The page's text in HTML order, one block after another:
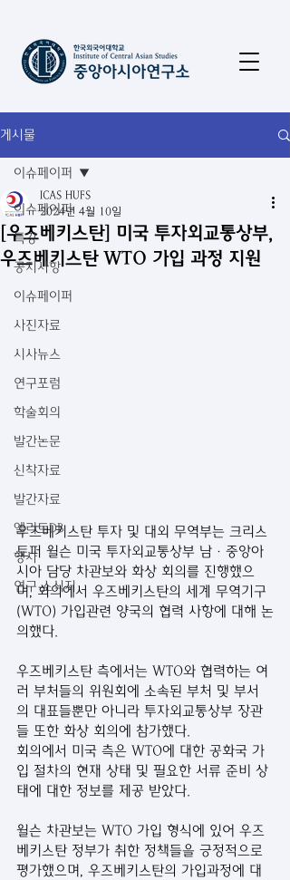
게시물
이슈페이퍼
특강
공지사항
이슈페이퍼
사진자료
시사뉴스
연구포럼
학술회의
발간논문
신착자료
발간자료
엘리트DB
행사
연구 소식지
이슈페이퍼
[우즈베키스탄] 미국 투자외교통상부,
우즈베키스탄 WTO 가입 과정 지원
ICAS HUFS
2024년 4월 10일
우즈베키스탄 투자 및 대외 무역부는 크리스
토퍼 윌슨 미국 투자외교통상부 남·중앙아
시아 담당 차관보와 화상 회의를 진행했으
며, 회의에서 우즈베키스탄의 세계 무역기구
(WTO) 가입관련 양국의 협력 사항에 대해 논
의했다.
우즈베키스탄 측에서는 WTO와 협력하는 여
러 부처들의 위원회에 소속된 부처 및 부서
의 대표들뿐만 아니라 투자외교통상부 장관
들 또한 화상 회의에 참가했다.
회의에서 미국 측은 WTO에 대한 공화국 가
입 절차의 현재 상태 및 필요한 서류 준비 상
태에 대한 정보를 제공 받았다.
윌슨 차관보는 WTO 가입 형식에 있어 우즈
베키스탄 정부가 취한 정책들을 긍정적으로
평가했으며, 우즈베키스탄의 가입과정에 대